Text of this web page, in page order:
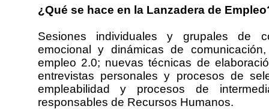
¿Qué se hace en la Lanzadera de
Sesiones individuales y grupales de
emocional y dinámicas de
empleo 2.0; nuevas técnicas de
entrevistas personales y procesos de
empleabilidad y procesos de
responsables de Recursos Humanos.